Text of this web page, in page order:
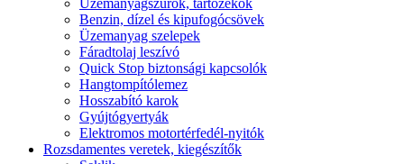
Benzin, dízel és kipufogócsövek
Üzemanyag szelepek
Fáradtolaj leszívó
Quick Stop biztonsági kapcsolók
Hangtompítólemez
Hosszabító karok
Gyújtógyertyák
Elektromos motortérfedél-nyitók
Rozsdamentes veretek, kiegészítők